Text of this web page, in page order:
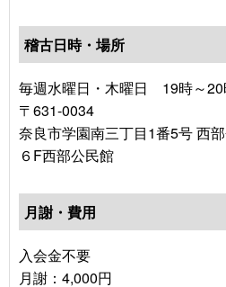
稽古日時・場所
毎週水曜日・木曜日 19時～
〒631-0034
奈良市学園南三丁目1番5号 西
６F西部公民館
月謝・費用
入会金不要
月謝：4,000円